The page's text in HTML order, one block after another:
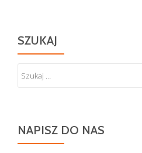
SZUKAJ
NAPISZ DO NAS